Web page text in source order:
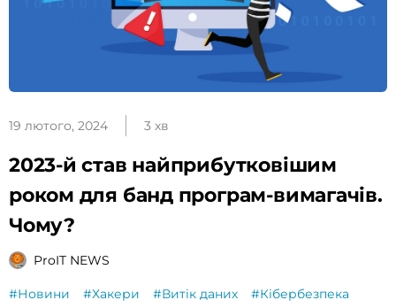
19 лютого, 2024 3 хв
2023-й став найприбутковішим
роком для банд програм-вимагачів.
Чому?
ProIT NEWS
#Новини #Хакери #Витік даних
#Кібербезпека